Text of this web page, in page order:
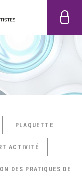
PLAQUETTE
ACTIVITÉ
DES PRATIQUES DE